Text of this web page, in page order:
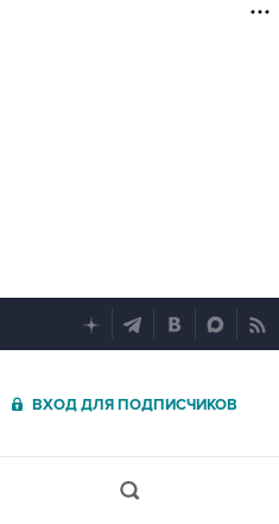
ВХОД ДЛЯ ПОДПИСЧИКОВ